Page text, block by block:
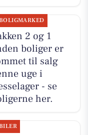
2 og 1
boliger er
til salg
uge i
- se
her.